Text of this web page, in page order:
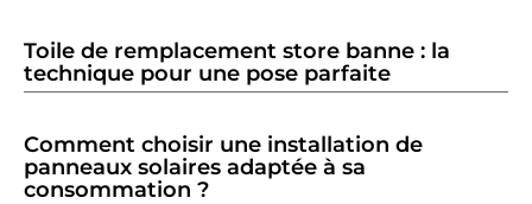
Toile de remplacement store banne : la
technique pour une pose parfaite
Comment choisir une installation de
panneaux solaires adaptée à sa
consommation ?